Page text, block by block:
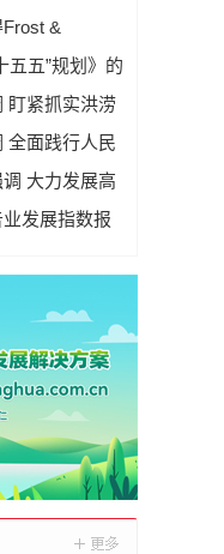
&
保贡献奖”
五五”规划》的
盯紧抓实洪涝
防灾减灾
全面践行人民
新大力发展高
化产业体系
发展指数报